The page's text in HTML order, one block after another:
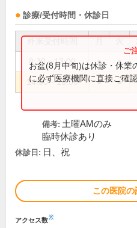
診療/受付時間・休診日
8:30～13:00 ● ●
14:00～18:00 ● ●
お盆(8月中旬)は休診・休業
に必ず医療機関に直接ご確
備考: 土曜AMのみ
臨時休診あり
休診日: 日、祝
この医院の
アクセス数※